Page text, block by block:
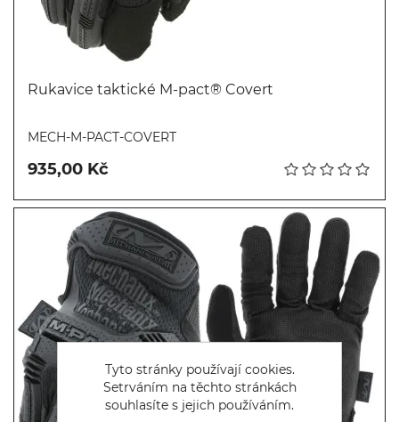
Rukavice taktické M-pact® Covert
MECH-M-PACT-COVERT
935,00 Kč
Tyto stránky používají cookies.
Setrváním na těchto stránkách
souhlasíte s jejich používáním.